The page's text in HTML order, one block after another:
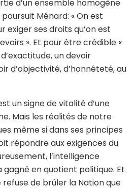
d’un ensemble homogène
Ménard: « On est
exiger ses droits qu’on est
». Et pour être crédible «
un devoir
d’objectivité, d’honnêteté, au
un signe de vitalité d’une
Mais les réalités de notre
même si dans ses principes
répondre aux exigences du
l’intelligence
en quotient politique. Et
refuse de brûler la Nation que